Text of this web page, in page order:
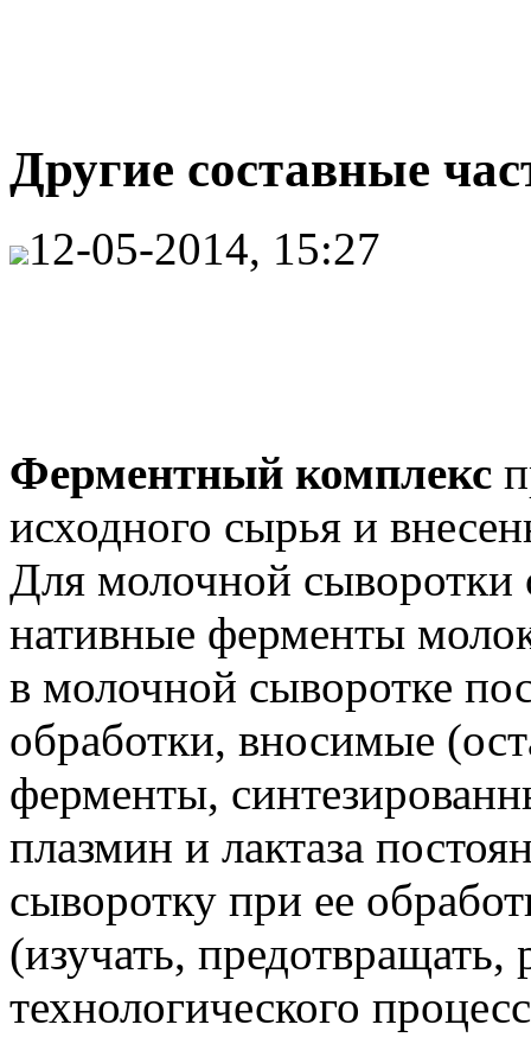
Другие составные
12-05-2014, 15:27
Ферментный комплекс
исходного сырья и
Для молочной сыворотки
нативные ферменты
в молочной сыворотке
обработки, вносимые
ферменты,
плазмин и лактаза
сыворотку при ее
(изучать, предотвращать,
технологического